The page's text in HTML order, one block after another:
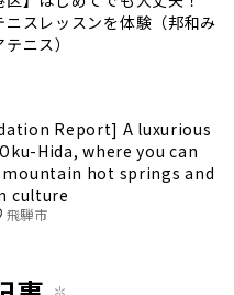
ニスレッスンを体験（邦和み
ニス）
Report] A luxurious
Hida, where you can
hot springs and
culture
飛騨市